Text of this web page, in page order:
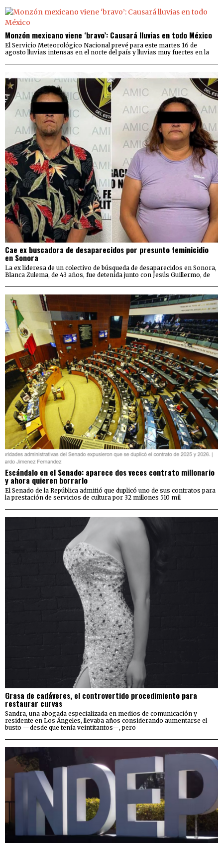
Monzón mexicano viene ‘bravo’: Causará lluvias en todo México
El Servicio Meteorológico Nacional prevé para este martes 16 de
agosto lluvias intensas en el norte del país y lluvias muy fuertes en la
Cae ex buscadora de desaparecidos por presunto feminicidio
en Sonora
La ex lideresa de un colectivo de búsqueda de desaparecidos en Sonora,
Blanca Zulema, de 43 años, fue detenida junto con Jesús Guillermo, de
Escándalo en el Senado: aparece dos veces contrato millonario
y ahora quieren borrarlo
El Senado de la República admitió que duplicó uno de sus contratos para
la prestación de servicios de cultura por 32 millones 510 mil
Grasa de cadáveres, el controvertido procedimiento para
restaurar curvas
Sandra, una abogada especializada en medios de comunicación y
residente en Los Ángeles, llevaba años considerando aumentarse el
busto —desde que tenía veintitantos—, pero